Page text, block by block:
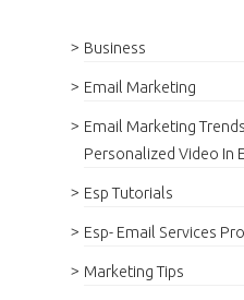
Business
Email Marketing
Email Marketing Trends,
Personalized Video In
Esp Tutorials
Esp- Email Services
Marketing Tips